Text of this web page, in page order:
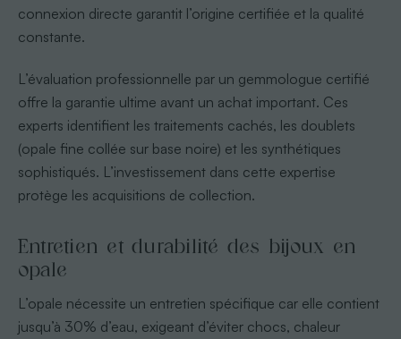
connexion directe garantit l’origine certifiée et la qualité
constante.
L’évaluation professionnelle par un gemmologue certifié
offre la garantie ultime avant un achat important. Ces
experts identifient les traitements cachés, les doublets
(opale fine collée sur base noire) et les synthétiques
sophistiqués. L’investissement dans cette expertise
protège les acquisitions de collection.
Entretien et durabilité des bijoux en
opale
L’opale nécessite un entretien spécifique car elle contient
jusqu’à 30% d’eau, exigeant d’éviter chocs, chaleur